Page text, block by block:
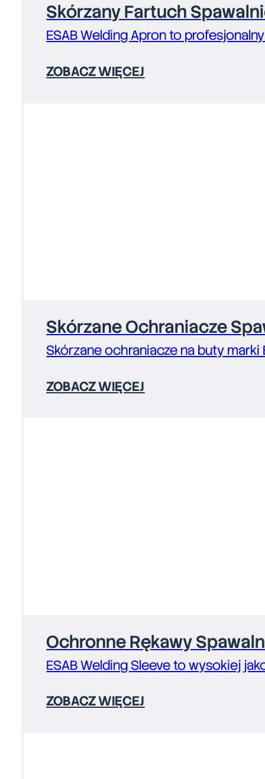
Skórzany Fartuch
ESAB Welding Apron to
ZOBACZ WIĘCEJ
Skórzane Ochraniacze
Skórzane ochraniacze na buty
ZOBACZ WIĘCEJ
Ochronne Rękawy
ESAB Welding Sleeve to wysokiej
ZOBACZ WIĘCEJ